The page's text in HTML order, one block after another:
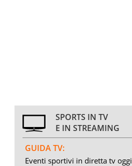
SPORTS IN TV
E IN STREAMING
GUIDA TV:
Eventi sportivi in diretta tv oggi